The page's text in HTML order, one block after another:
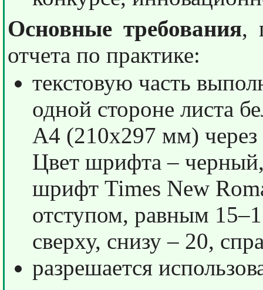
Основные требования,
отчета по практике:
текстовую часть
одной стороне листа
А4 (210x297 мм) через
Цвет шрифта –
шрифт Times New
отступом, равным
сверху, снизу – 20,
разрешается